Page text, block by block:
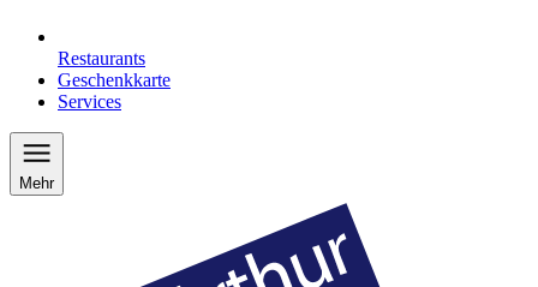
Restaurants
Geschenkkarte
Services
Mehr